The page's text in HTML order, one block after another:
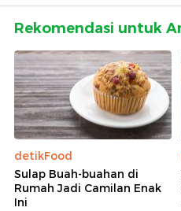
Rekomendasi untuk
detikFood
Sulap Buah-buahan di
Rumah Jadi Camilan Enak
Ini